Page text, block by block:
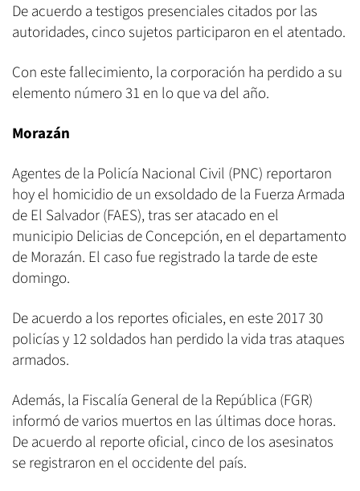
De acuerdo a testigos presenciales citados por las
autoridades, cinco sujetos participaron en el atentado.
Con este fallecimiento, la corporación ha perdido a su
elemento número 31 en lo que va del año.
Morazán
Agentes de la Policía Nacional Civil (PNC) reportaron
hoy el homicidio de un exsoldado de la Fuerza Armada
de El Salvador (FAES), tras ser atacado en el
municipio Delicias de Concepción, en el departamento
de Morazán. El caso fue registrado la tarde de este
domingo.
De acuerdo a los reportes oficiales, en este 2017 30
policías y 12 soldados han perdido la vida tras ataques
armados.
Además, la Fiscalía General de la República (FGR)
informó de varios muertos en las últimas doce horas.
De acuerdo al reporte oficial, cinco de los asesinatos
se registraron en el occidente del país.